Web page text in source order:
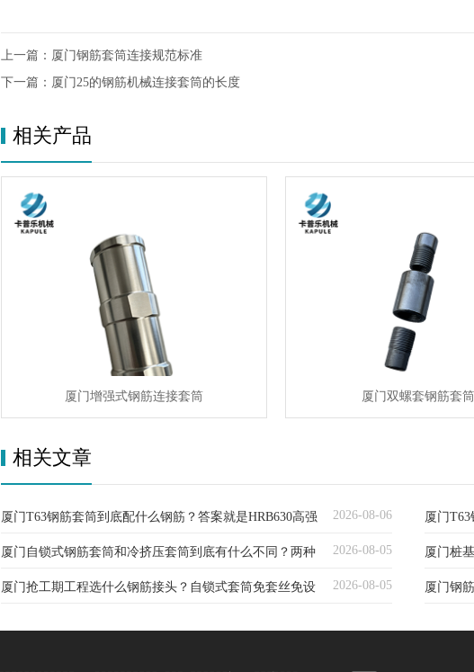
上一篇： 厦门钢筋套筒连接规范标准
下一篇： 厦门25的钢筋机械连接套筒的长度
相关产品
厦门增强式钢筋连接套筒 厦门双螺套钢筋套筒
相关文章
2026-08-06
厦门T63钢筋套筒到底配什么钢筋？答案就是HRB630高强
钢筋
厦门
建议看
2026-08-05
厦门自锁式钢筋套筒和冷挤压套筒到底有什么不同？两种
免套丝方案怎么选？
厦门桩
锁不用
2026-08-05
厦门抢工期工程选什么钢筋接头？自锁式套筒免套丝免设 厦门钢